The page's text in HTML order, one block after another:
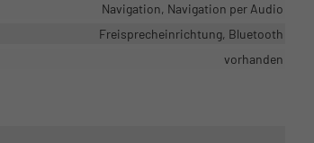
Navigation, Navigation per Audio
Freisprecheinrichtung, Bluetooth
vorhanden